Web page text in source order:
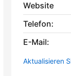
Website
Telefon:
E-Mail:
Aktualisieren